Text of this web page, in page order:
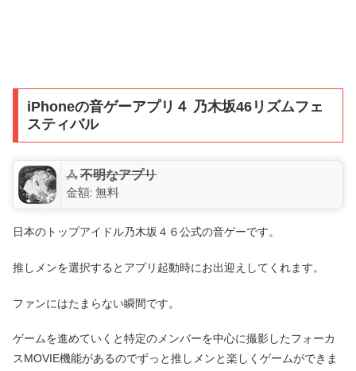
iPhoneの音ゲーアプリ４ 乃木坂46リズムフェ
スティバル
不明なアプリ
金額: 無料
日本のトップアイドル乃木坂４６公式の音ゲーです。
推しメンを選択するとアプリ起動時にお出迎えしてくれます。
ファンにはたまらない瞬間です。
ゲームを進めていくと特定のメンバーを中心に撮影したフォーカ
スMOVIE機能があるのでずっと推しメンと楽しくゲームができま